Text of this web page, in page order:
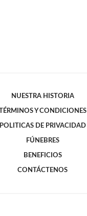
NUESTRA HISTORIA
TÉRMINOS Y CONDICIONES
POLITICAS DE PRIVACIDAD
FÚNEBRES
BENEFICIOS
CONTÁCTENOS